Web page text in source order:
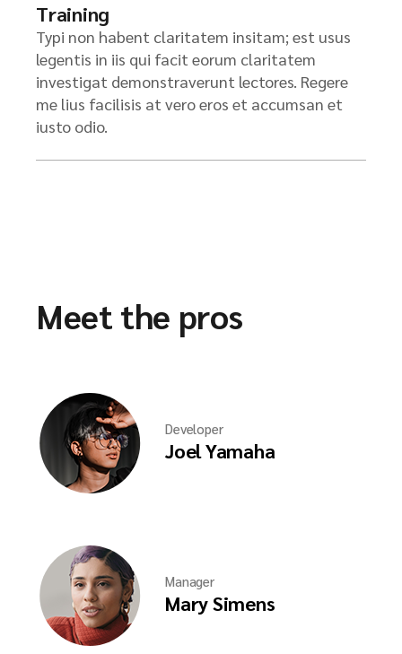
Training
Typi non habent claritatem insitam; est usus
legentis in iis qui facit eorum claritatem
investigat demonstraverunt lectores. Regere
me lius facilisis at vero eros et accumsan et
iusto odio.
Meet the pros
Developer
Joel Yamaha
Manager
Mary Simens